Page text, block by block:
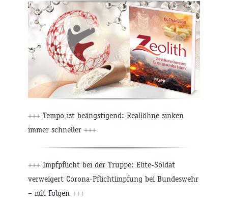
+++ Tempo ist beängstigend: Reallöhne sinken
immer schneller +++
+++ Impfpflicht bei der Truppe: Elite-Soldat
verweigert Corona-Pflichtimpfung bei Bundeswehr
– mit Folgen +++